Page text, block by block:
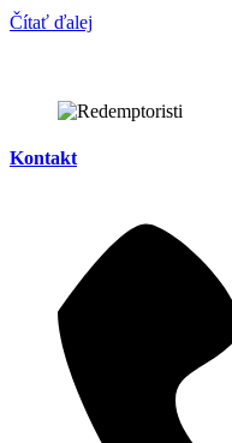
Čítať ďalej
Kontakt